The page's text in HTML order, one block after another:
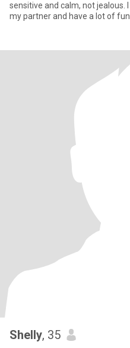
sensitive and calm, not jealous.
my partner and have a lot of fun
Shelly, 35